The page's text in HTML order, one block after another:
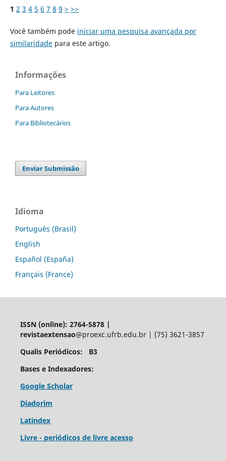
1 2 3 4 5 6 7 8 9 > >>
Você também pode iniciar uma pesquisa avançada por
similaridadepara este artigo.
Informações
Para Leitores
Para Autores
Para Bibliotecários
Enviar Submissão
Idioma
Português (Brasil)
English
Español (España)
Français (France)
ISSN (online): 2764-5878 |
revistaextensao@proexc.ufrb.edu.br | (75) 3621-3857
Qualis Periódicos: B3
Bases e Indexadores:
Google Scholar
Diadorim
Latindex
Livre - periódicos de livre acesso